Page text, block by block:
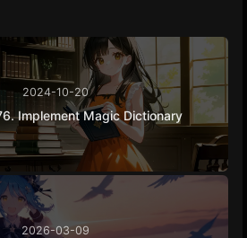
2024-10-20
Implement Magic Dictionary
2026-03-09